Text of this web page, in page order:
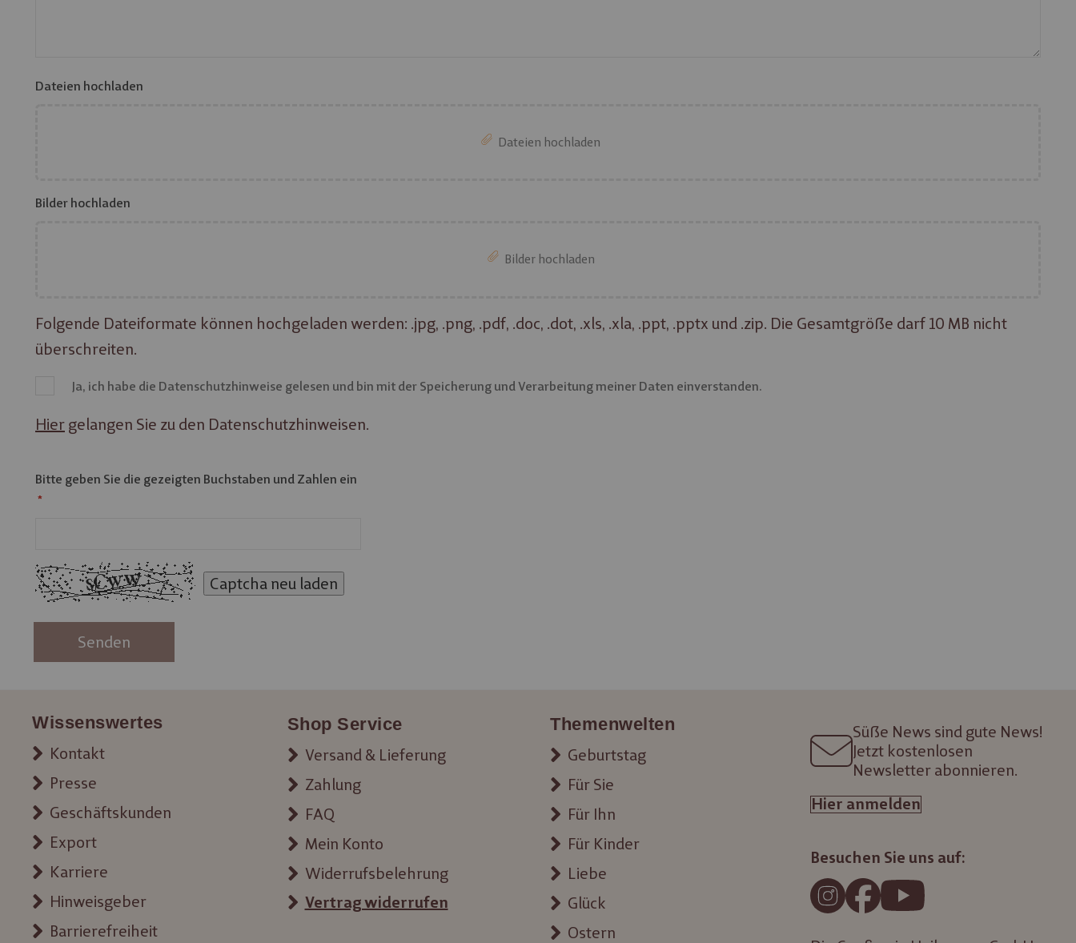
Dateien hochladen
Dateien hochladen
Bilder hochladen
Bilder hochladen
Folgende Dateiformate können hochgeladen werden: .jpg, .png, .pdf, .doc, .dot, .xls, .xla, .ppt, .pptx und .zip. Die Gesamtgröße darf 10 MB nicht
überschreiten.
Ja, ich habe die Datenschutzhinweise gelesen und bin mit der Speicherung und Verarbeitung meiner Daten einverstanden.
Hier gelangen Sie zu den Datenschutzhinweisen.
Bitte geben Sie die gezeigten Buchstaben und Zahlen ein
Captcha neu laden
Senden
Wissenswertes
Kontakt
Presse
Geschäftskunden
Export
Karriere
Hinweisgeber
Barrierefreiheit
Shop Service
Versand & Lieferung
Zahlung
FAQ
Mein Konto
Widerrufsbelehrung
Vertrag widerrufen
Themenwelten
Geburtstag
Für Sie
Für Ihn
Für Kinder
Liebe
Glück
Ostern
Süße News sind gute News!
Jetzt kostenlosen
Newsletter abonnieren.
Hier anmelden
Besuchen Sie uns auf: